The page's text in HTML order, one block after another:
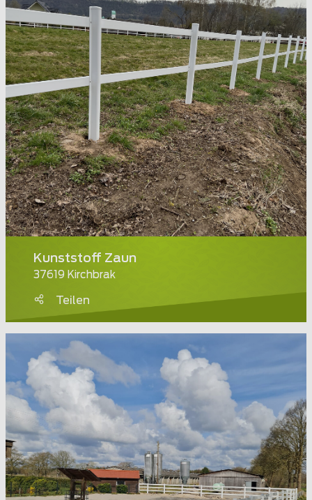
Kunststoff Zaun
37619 Kirchbrak
Teilen